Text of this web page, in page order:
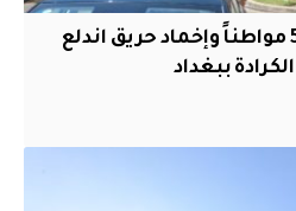
الدفاع المدني: إنقاذ 50 مواطناً وإخماد حريق اندلع
ببغداد